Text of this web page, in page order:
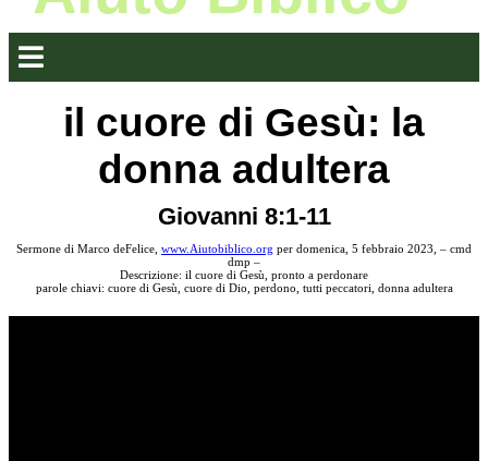
il cuore di Gesù: la
donna adultera
Giovanni 8:1-11
Sermone di Marco deFelice, www.Aiutobiblico.org per domenica, 5 febbraio 2023, – cmd
dmp –
Descrizione: il cuore di Gesù, pronto a perdonare
parole chiavi: cuore di Gesù, cuore di Dio, perdono, tutti peccatori, donna adultera